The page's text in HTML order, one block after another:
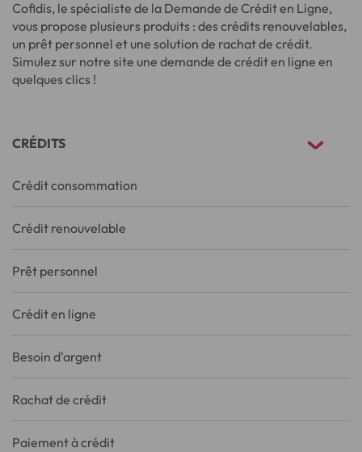
Cofidis, le spécialiste de la Demande de Crédit en Ligne,
vous propose plusieurs produits : des crédits renouvelables,
un prêt personnel et une solution de rachat de crédit.
Simulez sur notre site une demande de crédit en ligne en
quelques clics !
CRÉDITS
Crédit consommation
Crédit renouvelable
Prêt personnel
Crédit en ligne
Besoin d'argent
Rachat de crédit
Paiement à crédit